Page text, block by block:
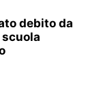
debito da